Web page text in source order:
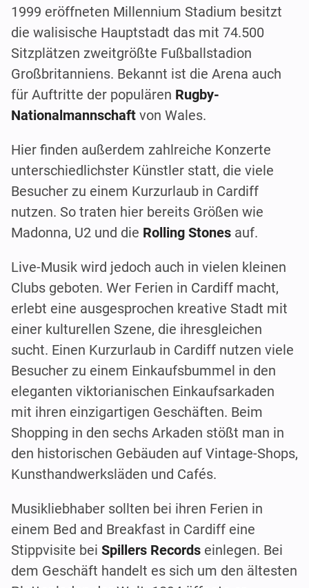
1999 eröffneten Millennium Stadium besitzt
die walisische Hauptstadt das mit 74.500
Sitzplätzen zweitgrößte Fußballstadion
Großbritanniens. Bekannt ist die Arena auch
für Auftritte der populären Rugby-
Nationalmannschaft von Wales.
Hier finden außerdem zahlreiche Konzerte
unterschiedlichster Künstler statt, die viele
Besucher zu einem Kurzurlaub in Cardiff
nutzen. So traten hier bereits Größen wie
Madonna, U2 und die Rolling Stones auf.
Live-Musik wird jedoch auch in vielen kleinen
Clubs geboten. Wer Ferien in Cardiff macht,
erlebt eine ausgesprochen kreative Stadt mit
einer kulturellen Szene, die ihresgleichen
sucht. Einen Kurzurlaub in Cardiff nutzen viele
Besucher zu einem Einkaufsbummel in den
eleganten viktorianischen Einkaufsarkaden
mit ihren einzigartigen Geschäften. Beim
Shopping in den sechs Arkaden stößt man in
den historischen Gebäuden auf Vintage-Shops,
Kunsthandwerksläden und Cafés.
Musikliebhaber sollten bei ihren Ferien in
einem Bed and Breakfast in Cardiff eine
Stippvisite bei Spillers Records einlegen. Bei
dem Geschäft handelt es sich um den ältesten